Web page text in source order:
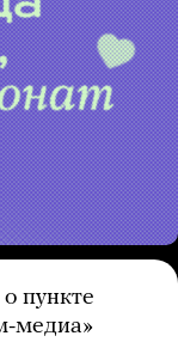
пункте
медиа»